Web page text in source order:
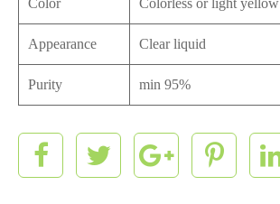
Color Colorless or light yellow
Appearance Clear liquid
Purity min 95%